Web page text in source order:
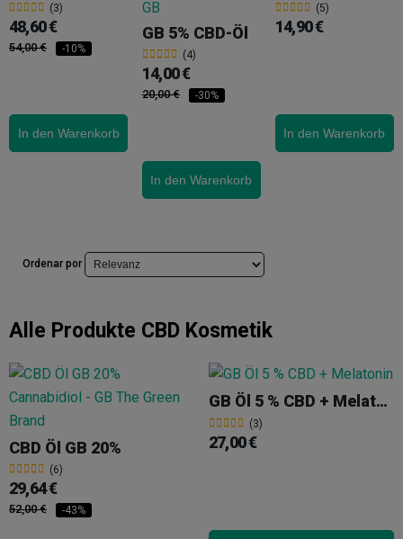
(3)
48,60 €
54,00 € -10%
In den Warenkorb
GB 5% CBD-Öl
(4)
14,00 €
20,00 € -30%
In den Warenkorb
(5)
14,90 €
In den Warenkorb
Ordenar por
Alle Produkte CBD Kosmetik
CBD Öl GB 20%
(6)
29,64 €
52,00 € -43%
GB Öl 5 % CBD + Melatonin
(3)
27,00 €